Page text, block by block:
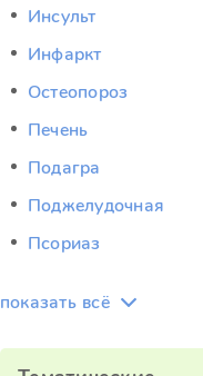
Инсульт
Инфаркт
Остеопороз
Печень
Подагра
Поджелудочная
Псориаз
показать всё